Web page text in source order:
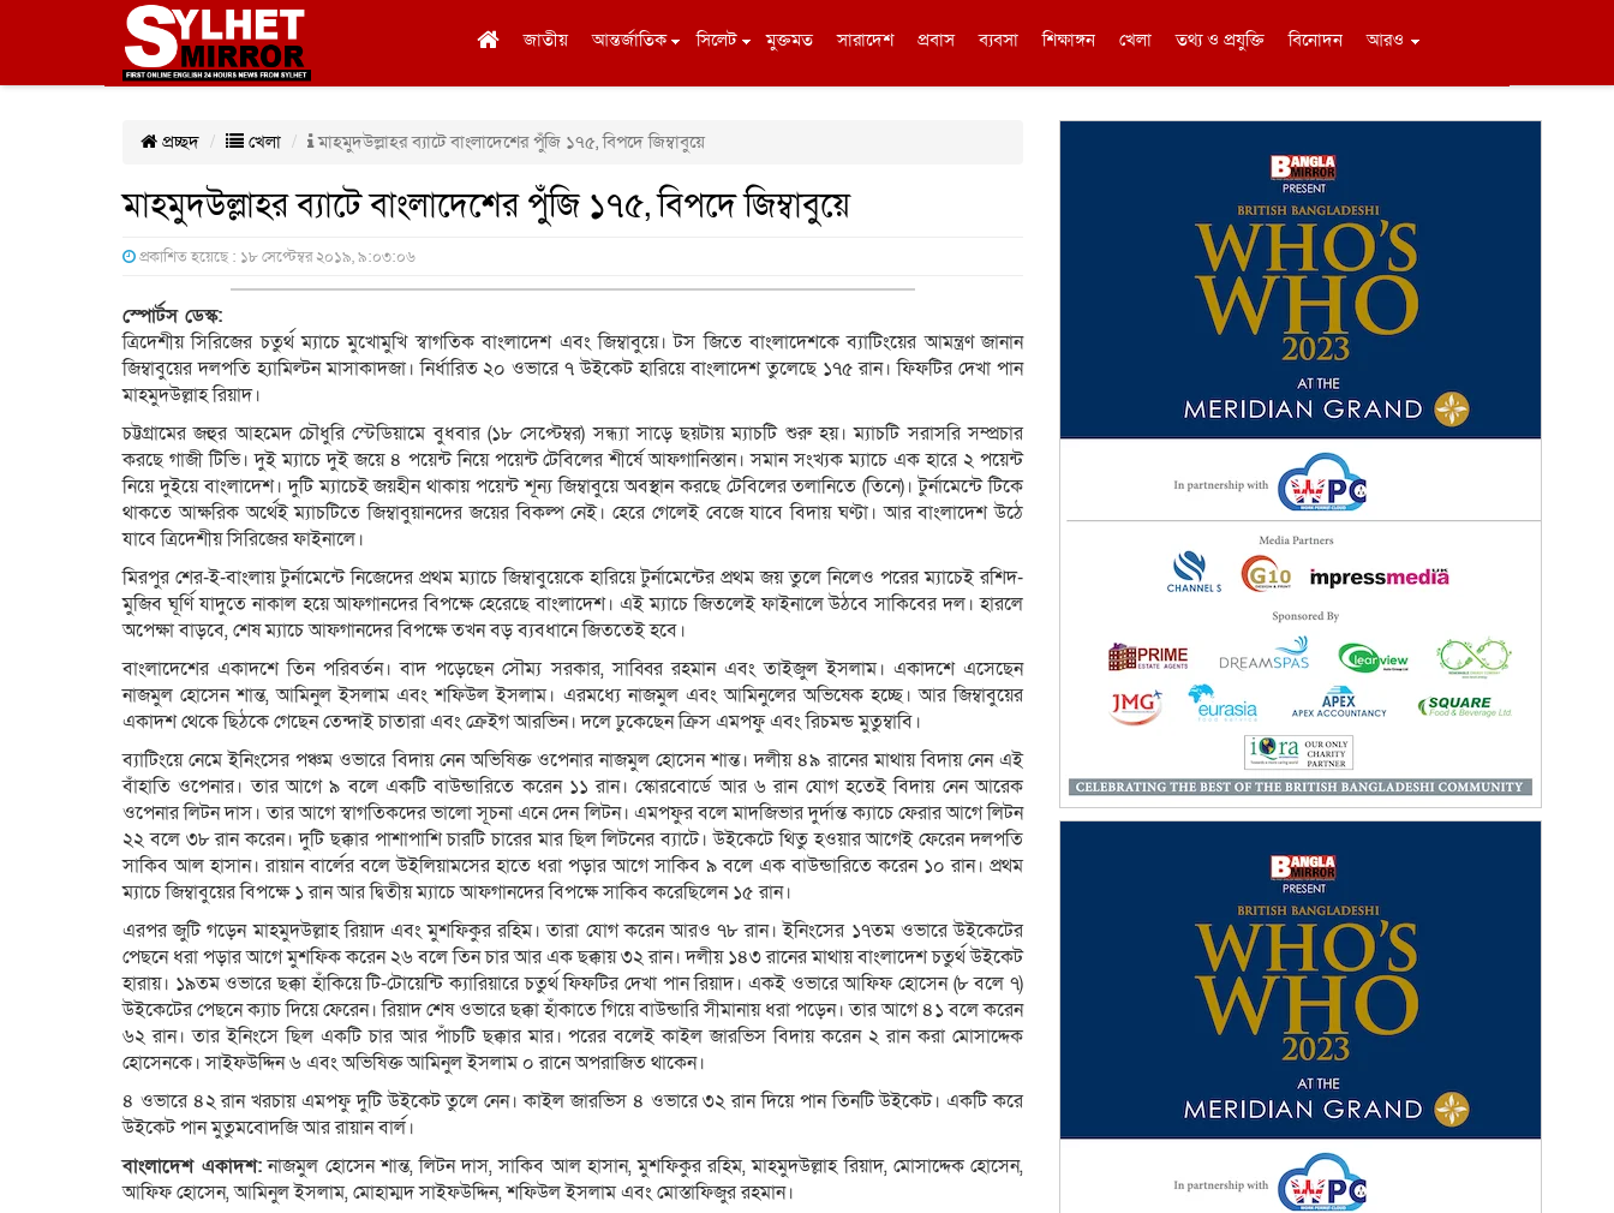
জাতীয় আন্তর্জাতিক সিলেট মুক্তমত সারাদেশ প্রবাস ব্যবসা শিক্ষাঙ্গন খেলা তথ্য ও প্রযুক্তি বিনোদন আরও
প্রচ্ছদ খেলা মাহমুদউল্লাহর ব্যাটে বাংলাদেশের পুঁজি ১৭৫, বিপদে জিম্বাবুয়ে
মাহমুদউল্লাহর ব্যাটে বাংলাদেশের পুঁজি ১৭৫, বিপদে জিম্বাবুয়ে
প্রকাশিত হয়েছে : ১৮ সেপ্টেম্বর ২০১৯, ৯:০৩:০৬
স্পোর্টস ডেস্ক:
ত্রিদেশীয় সিরিজের চতুর্থ ম্যাচে মুখোমুখি স্বাগতিক বাংলাদেশ এবং জিম্বাবুয়ে। টস জিতে বাংলাদেশকে ব্যাটিংয়ের আমন্ত্রণ জানান
জিম্বাবুয়ের দলপতি হ্যামিল্টন মাসাকাদজা। নির্ধারিত ২০ ওভারে ৭ উইকেট হারিয়ে বাংলাদেশ তুলেছে ১৭৫ রান। ফিফটির দেখা পান
মাহমুদউল্লাহ রিয়াদ।
চট্টগ্রামের জহুর আহমেদ চৌধুরি স্টেডিয়ামে বুধবার (১৮ সেপ্টেম্বর) সন্ধ্যা সাড়ে ছয়টায় ম্যাচটি শুরু হয়। ম্যাচটি সরাসরি সম্প্রচার
করছে গাজী টিভি। দুই ম্যাচে দুই জয়ে ৪ পয়েন্ট নিয়ে পয়েন্ট টেবিলের শীর্ষে আফগানিস্তান। সমান সংখ্যক ম্যাচে এক হারে ২ পয়েন্ট
নিয়ে দুইয়ে বাংলাদেশ। দুটি ম্যাচেই জয়হীন থাকায় পয়েন্ট শূন্য জিম্বাবুয়ে অবস্থান করছে টেবিলের তলানিতে (তিনে)। টুর্নামেন্টে টিকে
থাকতে আক্ষরিক অর্থেই ম্যাচটিতে জিম্বাবুয়ানদের জয়ের বিকল্প নেই। হেরে গেলেই বেজে যাবে বিদায় ঘণ্টা। আর বাংলাদেশ উঠে
যাবে ত্রিদেশীয় সিরিজের ফাইনালে।
মিরপুর শের-ই-বাংলায় টুর্নামেন্টে নিজেদের প্রথম ম্যাচে জিম্বাবুয়েকে হারিয়ে টুর্নামেন্টের প্রথম জয় তুলে নিলেও পরের ম্যাচেই রশিদ-
মুজিব ঘূর্ণি যাদুতে নাকাল হয়ে আফগানদের বিপক্ষে হেরেছে বাংলাদেশ। এই ম্যাচে জিতলেই ফাইনালে উঠবে সাকিবের দল। হারলে
অপেক্ষা বাড়বে, শেষ ম্যাচে আফগানদের বিপক্ষে তখন বড় ব্যবধানে জিততেই হবে।
বাংলাদেশের একাদশে তিন পরিবর্তন। বাদ পড়েছেন সৌম্য সরকার, সাব্বির রহমান এবং তাইজুল ইসলাম। একাদশে এসেছেন
নাজমুল হোসেন শান্ত, আমিনুল ইসলাম এবং শফিউল ইসলাম। এরমধ্যে নাজমুল এবং আমিনুলের অভিষেক হচ্ছে। আর জিম্বাবুয়ের
একাদশ থেকে ছিঠকে গেছেন তেন্দাই চাতারা এবং ক্রেইগ আরভিন। দলে ঢুকেছেন ক্রিস এমপফু এবং রিচমন্ড মুতুম্বাবি।
ব্যাটিংয়ে নেমে ইনিংসের পঞ্চম ওভারে বিদায় নেন অভিষিক্ত ওপেনার নাজমুল হোসেন শান্ত। দলীয় ৪৯ রানের মাথায় বিদায় নেন এই
বাঁহাতি ওপেনার। তার আগে ৯ বলে একটি বাউন্ডারিতে করেন ১১ রান। স্কোরবোর্ডে আর ৬ রান যোগ হতেই বিদায় নেন আরেক
ওপেনার লিটন দাস। তার আগে স্বাগতিকদের ভালো সূচনা এনে দেন লিটন। এমপফুর বলে মাদজিভার দুর্দান্ত ক্যাচে ফেরার আগে লিটন
২২ বলে ৩৮ রান করেন। দুটি ছক্কার পাশাপাশি চারটি চারের মার ছিল লিটনের ব্যাটে। উইকেটে থিতু হওয়ার আগেই ফেরেন দলপতি
সাকিব আল হাসান। রায়ান বার্লের বলে উইলিয়ামসের হাতে ধরা পড়ার আগে সাকিব ৯ বলে এক বাউন্ডারিতে করেন ১০ রান। প্রথম
ম্যাচে জিম্বাবুয়ের বিপক্ষে ১ রান আর দ্বিতীয় ম্যাচে আফগানদের বিপক্ষে সাকিব করেছিলেন ১৫ রান।
এরপর জুটি গড়েন মাহমুদউল্লাহ রিয়াদ এবং মুশফিকুর রহিম। তারা যোগ করেন আরও ৭৮ রান। ইনিংসের ১৭তম ওভারে উইকেটের
পেছনে ধরা পড়ার আগে মুশফিক করেন ২৬ বলে তিন চার আর এক ছক্কায় ৩২ রান। দলীয় ১৪৩ রানের মাথায় বাংলাদেশ চতুর্থ উইকেট
হারায়। ১৯তম ওভারে ছক্কা হাঁকিয়ে টি-টোয়েন্টি ক্যারিয়ারে চতুর্থ ফিফটির দেখা পান রিয়াদ। একই ওভারে আফিফ হোসেন (৮ বলে ৭)
উইকেটের পেছনে ক্যাচ দিয়ে ফেরেন। রিয়াদ শেষ ওভারে ছক্কা হাঁকাতে গিয়ে বাউন্ডারি সীমানায় ধরা পড়েন। তার আগে ৪১ বলে করেন
৬২ রান। তার ইনিংসে ছিল একটি চার আর পাঁচটি ছক্কার মার। পরের বলেই কাইল জারভিস বিদায় করেন ২ রান করা মোসাদ্দেক
হোসেনকে। সাইফউদ্দিন ৬ এবং অভিষিক্ত আমিনুল ইসলাম ০ রানে অপরাজিত থাকেন।
৪ ওভারে ৪২ রান খরচায় এমপফু দুটি উইকেট তুলে নেন। কাইল জারভিস ৪ ওভারে ৩২ রান দিয়ে পান তিনটি উইকেট। একটি করে
উইকেট পান মুতুমবোদজি আর রায়ান বার্ল।
বাংলাদেশ একাদশ:নাজমুল হোসেন শান্ত, লিটন দাস, সাকিব আল হাসান, মুশফিকুর রহিম, মাহমুদউল্লাহ রিয়াদ, মোসাদ্দেক হোসেন,
আফিফ হোসেন, আমিনুল ইসলাম, মোহাম্মদ সাইফউদ্দিন, শফিউল ইসলাম এবং মোস্তাফিজুর রহমান।